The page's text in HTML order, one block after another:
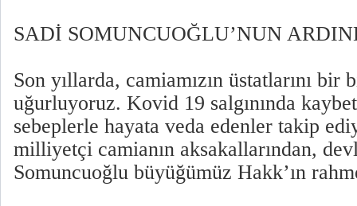
SADİ SOMUNCUOĞLU’NUN
Son yıllarda, camiamızın üstatlarını bir
uğurluyoruz. Kovid 19 salgınında
sebeplerle hayata veda edenler takip
milliyetçi camianın aksakallarından,
Somuncuoğlu büyüğümüz Hakk’ın